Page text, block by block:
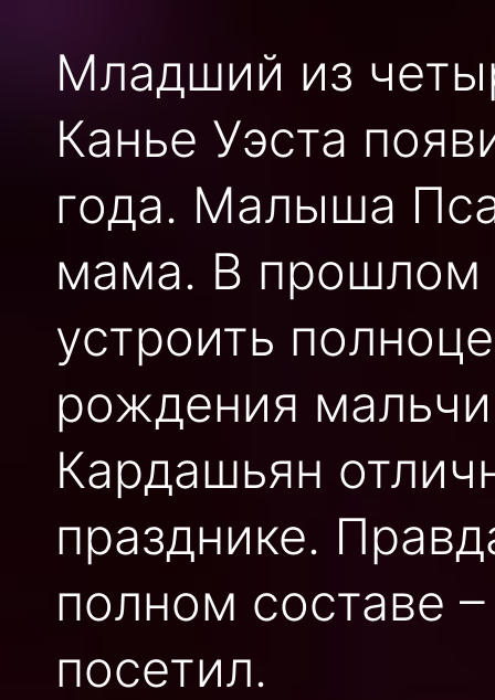
Младший из
Канье Уэста
года. Малыша
мама. В прошлом
устроить
рождения
Кардашьян
празднике.
полном составе
посетил.